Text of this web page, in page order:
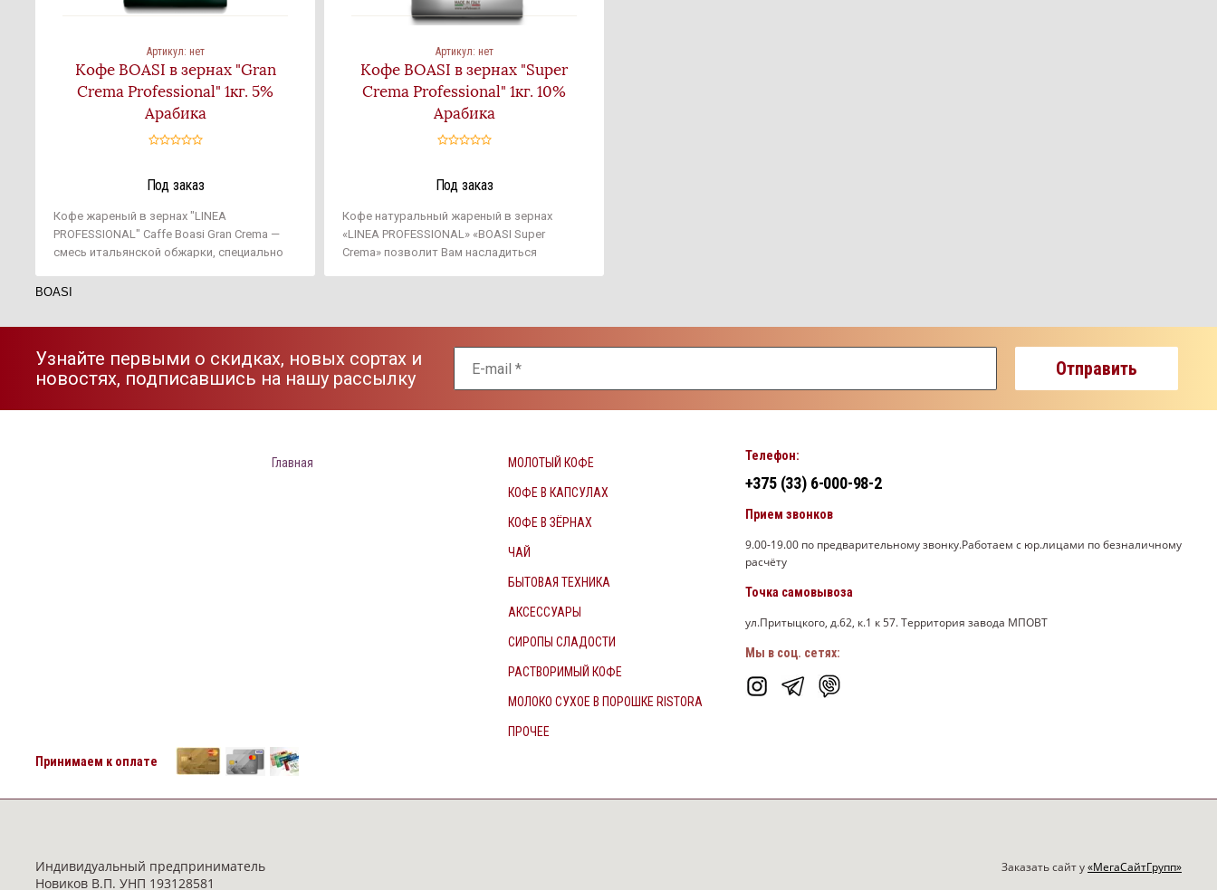
Артикул: нет
Кофе BOASI в зернах "Gran
Crema Professional" 1кг. 5%
Арабика
Под заказ
Кофе жареный в зернах "LINEA
PROFESSIONAL" Caffe Boasi Gran Crema —
смесь итальянской обжарки, специально
автоматических кофемашинах и торговых
выраженным ароматом.
Артикул: нет
Кофе BOASI в зернах "Super
Crema Professional" 1кг. 10%
Арабика
Под заказ
Кофе натуральный жареный в зернах
«LINEA PROFESSIONAL» «BOASI Super
Crema» позволит Вам насладиться
изготовления, а также оптимизацией
пикантной горчинки придает напитку
утонченный вкус, который оценят
BOASI
Узнайте первыми о скидках, новых сортах и
новостях, подписавшись на нашу рассылку
Отправить
Главная МОЛОТЫЙ КОФЕ
КОФЕ В КАПСУЛАХ
КОФЕ В ЗЁРНАХ
ЧАЙ
БЫТОВАЯ ТЕХНИКА
АКСЕССУАРЫ
СИРОПЫ СЛАДОСТИ
РАСТВОРИМЫЙ КОФЕ
МОЛОКО СУХОЕ В ПОРОШКЕ RISTORA
ПРОЧЕЕ
Принимаем к оплате
Телефон:
+375 (33) 6-000-98-2
Прием звонков
9.00-19.00 по предварительному звонку.Работаем с юр.лицами по безналичному
расчёту
Точка самовывоза
ул.Притыцкого, д.62, к.1 к 57. Территория завода МПОВТ
Мы в соц. сетях:
Индивидуальный предприниматель
Новиков В.П. УНП 193128581
Заказать сайт у«МегаСайтГрупп»